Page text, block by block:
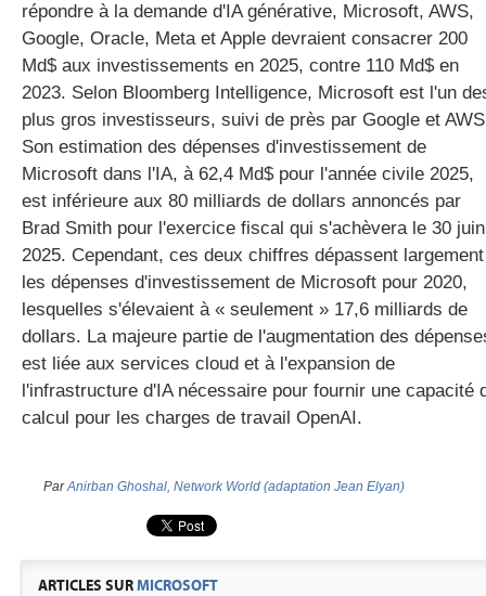
répondre à la demande d'IA générative, Microsoft, AWS,
Google, Oracle, Meta et Apple devraient consacrer 200
Md$ aux investissements en 2025, contre 110 Md$ en
2023. Selon Bloomberg Intelligence, Microsoft est l'un
plus gros investisseurs, suivi de près par Google et
Son estimation des dépenses d'investissement de
Microsoft dans l'IA, à 62,4 Md$ pour l'année civile 2025,
est inférieure aux 80 milliards de dollars annoncés par
Brad Smith pour l'exercice fiscal qui s'achèvera le 30 juin
2025. Cependant, ces deux chiffres dépassent largement
les dépenses d'investissement de Microsoft pour 2020,
lesquelles s'élevaient à « seulement » 17,6 milliards de
dollars. La majeure partie de l'augmentation des
est liée aux services cloud et à l'expansion de
l'infrastructure d'IA nécessaire pour fournir une capacité
calcul pour les charges de travail OpenAI.
ParAnirban Ghoshal, Network World (adaptation Jean Elyan)
ARTICLES SURMICROSOFT